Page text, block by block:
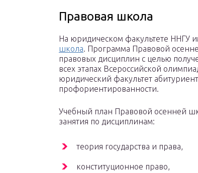
Правовая школа
На юридическом факультете ННГУ
школа. Программа Правовой
правовых дисциплин с целью
всех этапах Всероссийской
юридический факультет
профориентированности.
Учебный план Правовой осенней
занятия по дисциплинам:
теория государства и права,
конституционное право,